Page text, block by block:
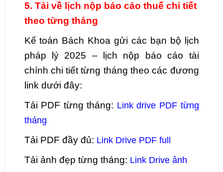
5. Tải về lịch nộp báo cáo thuế chi tiết
theo từng tháng
Kế toán Bách Khoa gửi các bạn bộ lịch
pháp lý 2025 – lịch nộp báo cáo tài
chính chi tiết từng tháng theo các đương
link dưới đây:
Tải PDF từng tháng: Link drive PDF từng
tháng
Tải PDF đầy đủ: Link Drive PDF full
Tải ảnh đẹp từng tháng: Link Drive ảnh